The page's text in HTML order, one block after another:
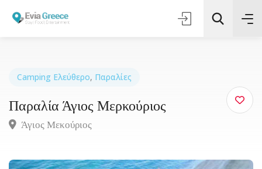
Τοποθεσία
Camping Ελεύθερο, Παραλίες
Παραλία Άγιος Μερκούριος
Άγιος Μεκούριος